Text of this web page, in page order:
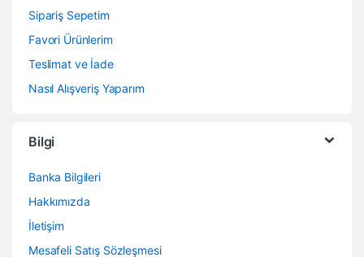
Sipariş Sepetim
Favori Ürünlerim
Teslimat ve İade
Nasıl Alışveriş Yaparım
Bilgi
Banka Bilgileri
Hakkımızda
İletişim
Mesafeli Satış Sözleşmesi